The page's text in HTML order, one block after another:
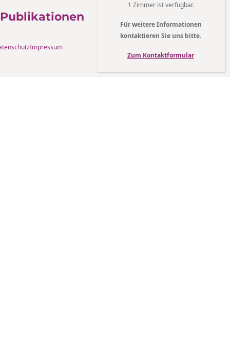
Publikationen
Impressum
1 Zimmer ist verfügbar.
Für weitere Informationen
kontaktieren Sie uns bitte.
Zum Kontaktformular